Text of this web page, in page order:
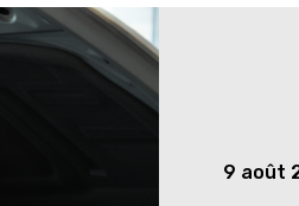
9 août